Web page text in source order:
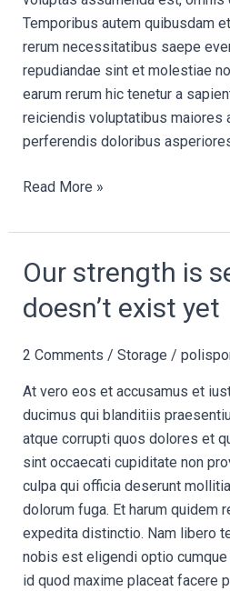
Temporibus autem quibusdam
rerum necessitatibus saepe
repudiandae sint et molestiae
earum rerum hic tenetur a
reiciendis voluptatibus maiores
perferendis doloribus
Read More »
Our strength is
doesn’t exist yet
2 Comments / Storage /
At vero eos et accusamus et
ducimus qui blanditiis
atque corrupti quos dolores et
sint occaecati cupiditate non
culpa qui officia deserunt
dolorum fuga. Et harum quidem
expedita distinctio. Nam libero
nobis est eligendi optio
id quod maxime placeat facere
Our
is
what
doesn’t
exist
yet